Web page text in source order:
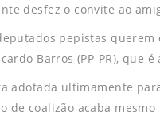
desfez o convite ao
pepistas querem
Barros (PP-PR), que é
adotada ultimamente
de coalizão acaba